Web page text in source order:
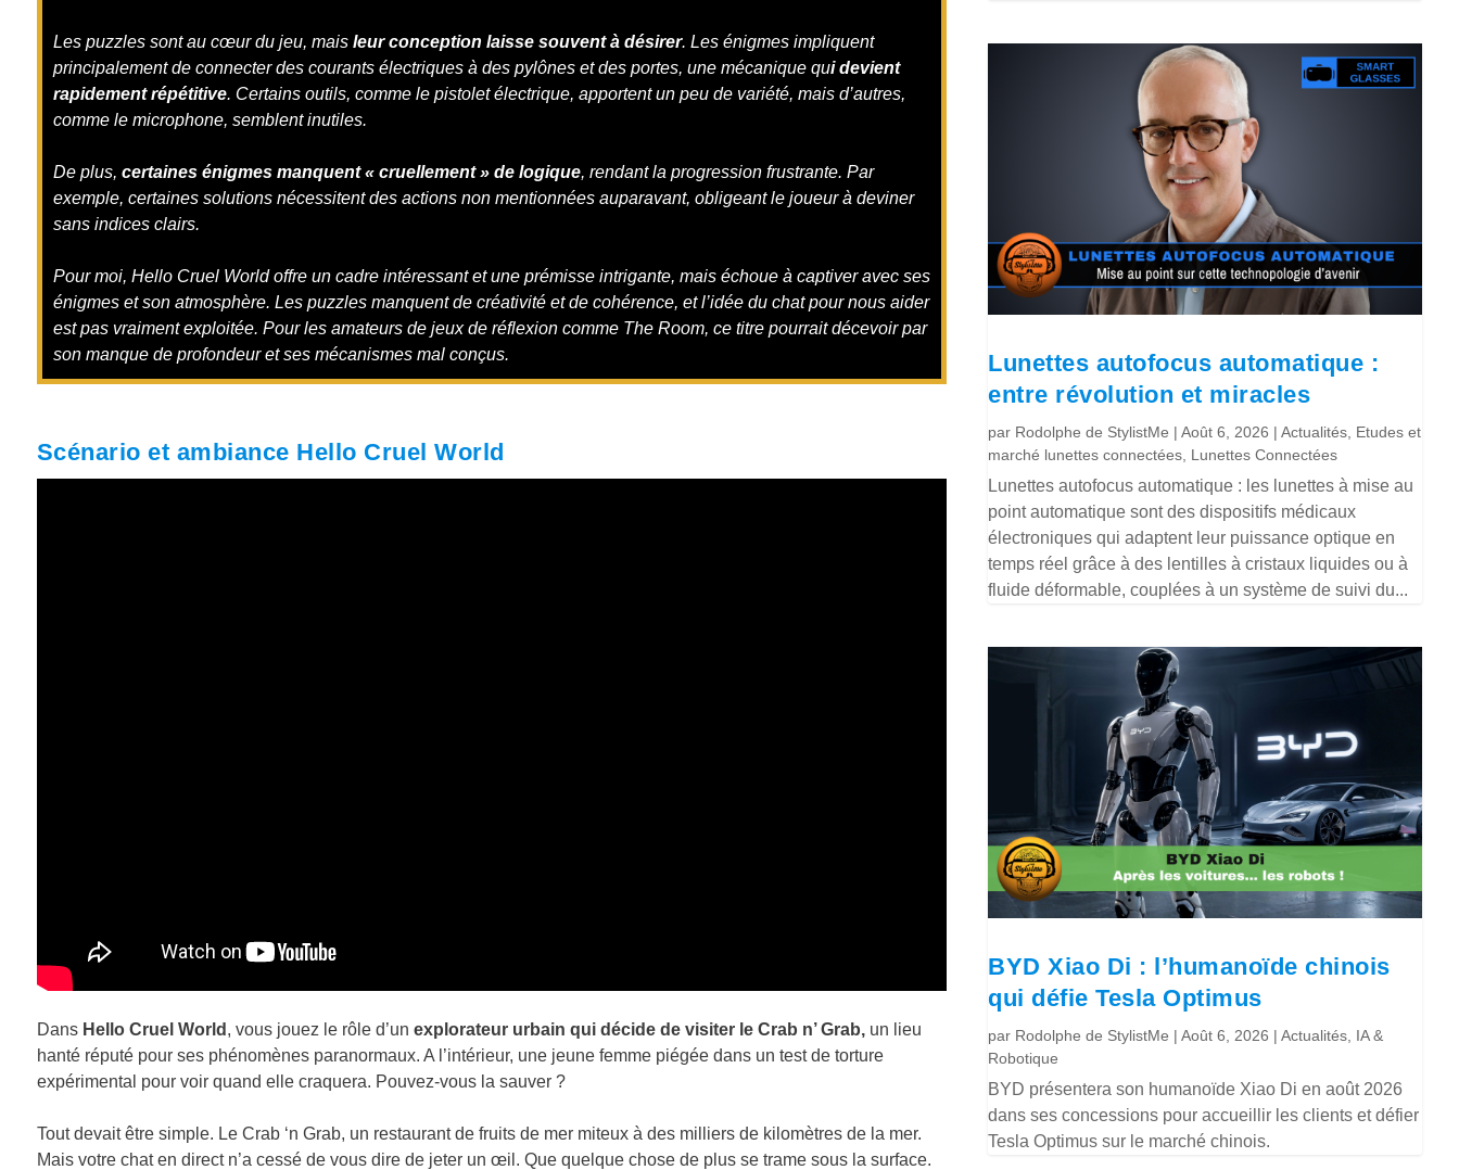
Les puzzles sont au cœur du jeu, mais leur conception laisse souvent à désirer. Les énigmes impliquent
principalement de connecter des courants électriques à des pylônes et des portes, une mécanique qui devient
rapidement répétitive. Certains outils, comme le pistolet électrique, apportent un peu de variété, mais d’autres,
comme le microphone, semblent inutiles.
De plus, certaines énigmes manquent « cruellement » de logique, rendant la progression frustrante. Par
exemple, certaines solutions nécessitent des actions non mentionnées auparavant, obligeant le joueur à deviner
sans indices clairs.
Pour moi, Hello Cruel World offre un cadre intéressant et une prémisse intrigante, mais échoue à captiver avec ses
énigmes et son atmosphère. Les puzzles manquent de créativité et de cohérence, et l’idée du chat pour nous aider
est pas vraiment exploitée. Pour les amateurs de jeux de réflexion comme The Room, ce titre pourrait décevoir par
son manque de profondeur et ses mécanismes mal conçus.
Scénario et ambiance Hello Cruel World
Dans Hello Cruel World , vous jouez le rôle d’un explorateur urbain qui décide de visiter le Crab n’ Grab,un lieu
hanté réputé pour ses phénomènes paranormaux. A l’intérieur, une jeune femme piégée dans un test de torture
expérimental pour voir quand elle craquera. Pouvez-vous la sauver ?
Tout devait être simple. Le Crab ‘n Grab, un restaurant de fruits de mer miteux à des milliers de kilomètres de la mer.
Mais votre chat en direct n’a cessé de vous dire de jeter un œil. Que quelque chose de plus se trame sous la surface.
Lunettes autofocus automatique :
entre révolution et miracles
par Rodolphe de StylistMe |Août 6, 2026 |Actualités Etudes et
marché lunettes connectées Lunettes Connectées
Lunettes autofocus automatique : les lunettes à mise au
point automatique sont des dispositifs médicaux
électroniques qui adaptent leur puissance optique en
temps réel grâce à des lentilles à cristaux liquides ou à
fluide déformable, couplées à un système de suivi du...
BYD Xiao Di : l’humanoïde chinois
qui défie Tesla Optimus
par Rodolphe de StylistMe |Août 6, 2026 |Actualités IA &
Robotique
BYD présentera son humanoïde Xiao Di en août 2026
dans ses concessions pour accueillir les clients et défier
Tesla Optimus sur le marché chinois.